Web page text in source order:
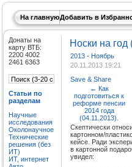
На главнуюДобавить в
Донаты на
карту ВТБ:
2200 4002
2461 6363
Статьи по
разделам
Научные
исследования
Околонаучное
Технические
решения (без
ИТ)
ИТ, интернет
Носки на год
2013 - Ноябрь
20.11.2013 19:21
Save & Share
← Как
подготовиться к
реформе пенсии
2014 года
(04.11.2013).
Скептически
картонном/
кейсе. Ради
в картонной
увидел: